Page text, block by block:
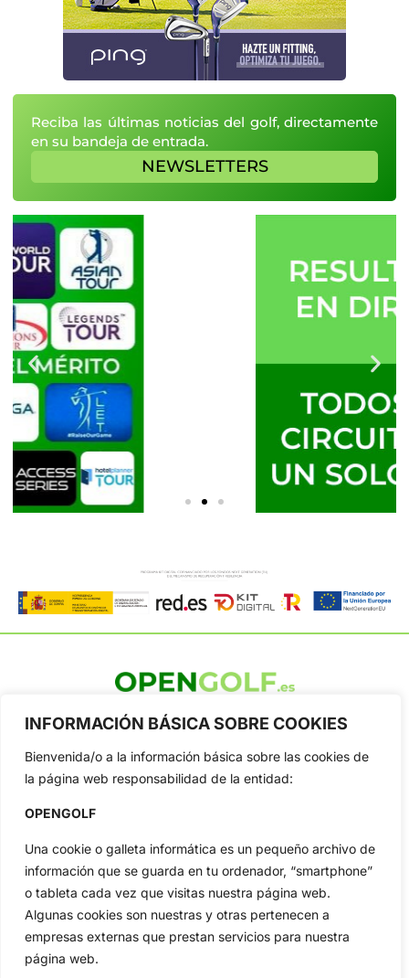
INFORMACIÓN BÁSICA SOBRE COOKIES
Bienvenida/o a la información básica sobre las cookies de
la página web responsabilidad de la entidad:
OPENGOLF
Una cookie o galleta informática es un pequeño archivo de
información que se guarda en tu ordenador, “smartphone”
o tableta cada vez que visitas nuestra página web.
Algunas cookies son nuestras y otras pertenecen a
empresas externas que prestan servicios para nuestra
página web.
Reciba las últimas noticias del golf, directamente
en su bandeja de entrada.
NEWSLETTERS
OpenGolf ofrece toda la actualidad, información del golf
profesional y amateur, resultados en directo, vídeos, noticias,
Jon Rahm, LIV Golf, PGA Tour, Ryder Cup, DP World Tour, LPGA
Tour...
Inicio
Actualidad
Amateurs
Circuitos
Especiales
Reglas
Vídeos
De Interés
Compañía